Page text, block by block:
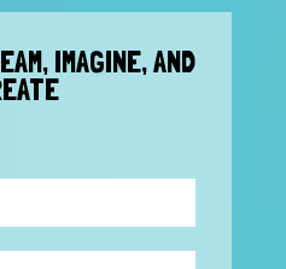
IMAGINE, AND